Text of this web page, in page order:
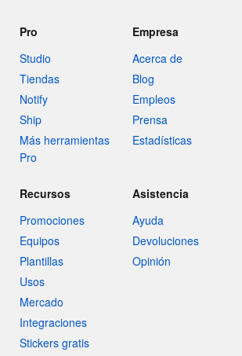
Pro
Studio
Tiendas
Notify
Ship
Más herramientas
Pro
Empresa
Acerca de
Blog
Empleos
Prensa
Estadísticas
Recursos
Promociones
Equipos
Plantillas
Usos
Mercado
Integraciones
Stickers gratis
Asistencia
Ayuda
Devoluciones
Opinión